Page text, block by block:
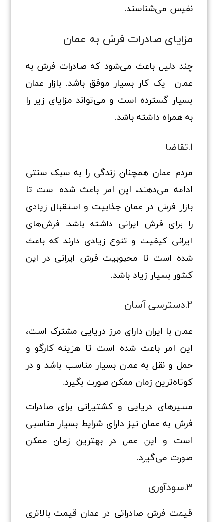
نفیس می‌شناسند.
مزایای صادرات فرش به عمان
چند دلیل باعث می‌شود که صادرات فرش به
عمان یک کار بسیار موفق باشد. بازار عمان
بسیار گسترده است و می‌تواند مزایای زیر را
به همراه داشته باشد.
1.تقاضا
مردم عمان همچنان زندگی را به سبک سنتی
ادامه می‌دهند، این امر باعث شده است تا
بازار فرش در عمان جذابیت و استقبال زیادی
را برای فرش ایرانی داشته باشد. فرش‌های
ایرانی کیفیت و تنوع زیادی دارند که باعث
شده است تا محبوبیت فرش‌ ایرانی در این
کشور بسیار زیاد باشد.
2.دسترسی آسان
عمان با ایران دارای مرز دریایی مشترک است،
این امر باعث شده است تا هزینه کارگو و
حمل و نقل به عمان بسیار مناسب باشد و در
کوتاه‌ترین زمان ممکن صورت بگیرد.
مسیرهای دریایی و کشتیرانی برای صادرات
فرش به عمان نیز دارای شرایط بسیار مناسبی
است و این عمل در بهترین زمان ممکن
صورت می‌گیرد.
3.سودآوری
قیمت فرش صادراتی در عمان قیمت بالاتری